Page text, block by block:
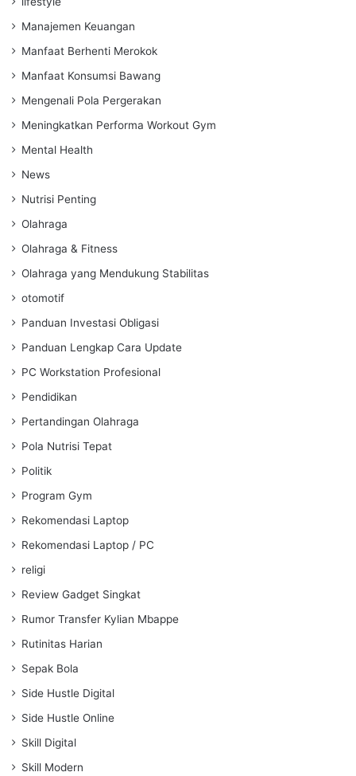
Manajemen Keuangan
Manfaat Berhenti Merokok
Manfaat Konsumsi Bawang
Mengenali Pola Pergerakan
Meningkatkan Performa Workout Gym
Mental Health
News
Nutrisi Penting
Olahraga
Olahraga & Fitness
Olahraga yang Mendukung Stabilitas
otomotif
Panduan Investasi Obligasi
Panduan Lengkap Cara Update
PC Workstation Profesional
Pendidikan
Pertandingan Olahraga
Pola Nutrisi Tepat
Politik
Program Gym
Rekomendasi Laptop
Rekomendasi Laptop / PC
religi
Review Gadget Singkat
Rumor Transfer Kylian Mbappe
Rutinitas Harian
Sepak Bola
Side Hustle Digital
Side Hustle Online
Skill Digital
Skill Modern